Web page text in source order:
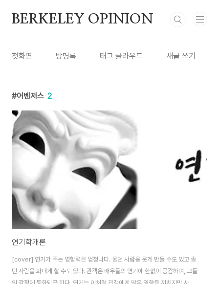
BERKELEY OPINION
첫화면 방명록 태그 클라우드 새글 쓰기
어벤저스 2
연기학개론
[cover] 연기가 주는 영향력은 엄청나다. 울던 사람을 웃게 만들 수도 있고 졸
던 사람을 화내게 할 수도 있다. 관객은 배우들의 연기에 한없이 공감하며, 그들